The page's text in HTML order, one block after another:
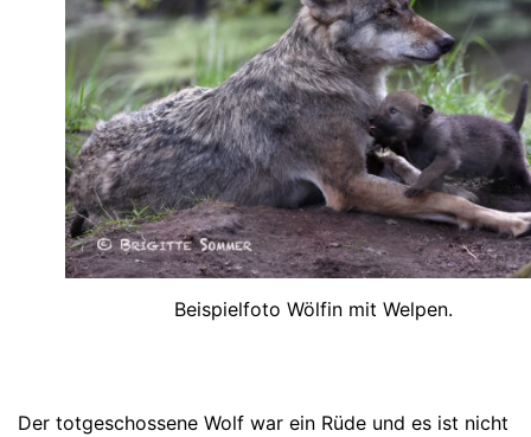
Beispielfoto Wölfin mit Welpen.
Der totgeschossene Wolf war ein Rüde und es ist nicht